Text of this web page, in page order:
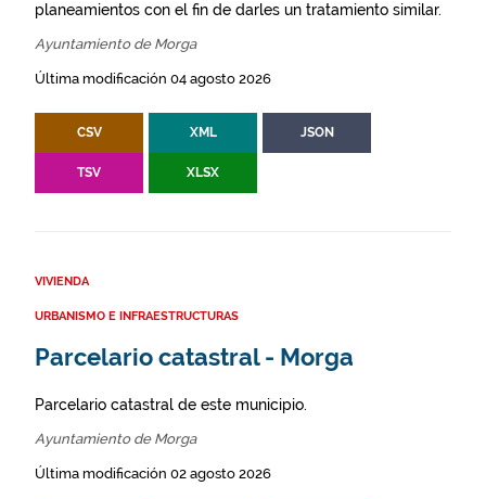
planeamientos con el fin de darles un tratamiento similar.
Ayuntamiento de Morga
Última modificación 04 agosto 2026
CSV XML JSON
TSV XLSX
VIVIENDA
URBANISMO E INFRAESTRUCTURAS
Parcelario catastral - Morga
Parcelario catastral de este municipio.
Ayuntamiento de Morga
Última modificación 02 agosto 2026